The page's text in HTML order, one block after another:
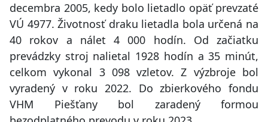
decembra 2005, kedy bolo lietadlo opäť prevzaté
VÚ 4977. Životnosť draku lietadla bola určená na
40 rokov a nálet 4 000 hodín. Od začiatku
prevádzky stroj nalietal 1928 hodín a 35 minút,
celkom vykonal 3 098 vzletov. Z výzbroje bol
vyradený v roku 2022. Do zbierkového fondu
VHM Piešťany bol zaradený formou